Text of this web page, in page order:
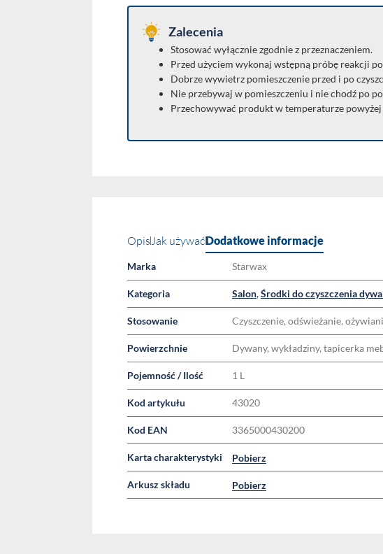
Zalecenia
Stosować wyłącznie zgodnie z przeznaczeniem.
Przed użyciem wykonaj wstępną próbę reakcji
Dobrze wywietrz pomieszczenie przed i po
Nie przebywaj w pomieszczeniu i nie chodź po
Przechowywać produkt w temperaturze
Opis Jak używaćDodatkowe informacje
Marka Starwax
Kategoria Salon,Środki do czyszczenia
Stosowanie Czyszczenie, odświeżanie,
Powierzchnie Dywany, wykładziny, tapicerka
Pojemność / Ilość 1 L
Kod artykułu 43020
Kod EAN 3365000430200
Karta charakterystyki Pobierz
Arkusz składu Pobierz